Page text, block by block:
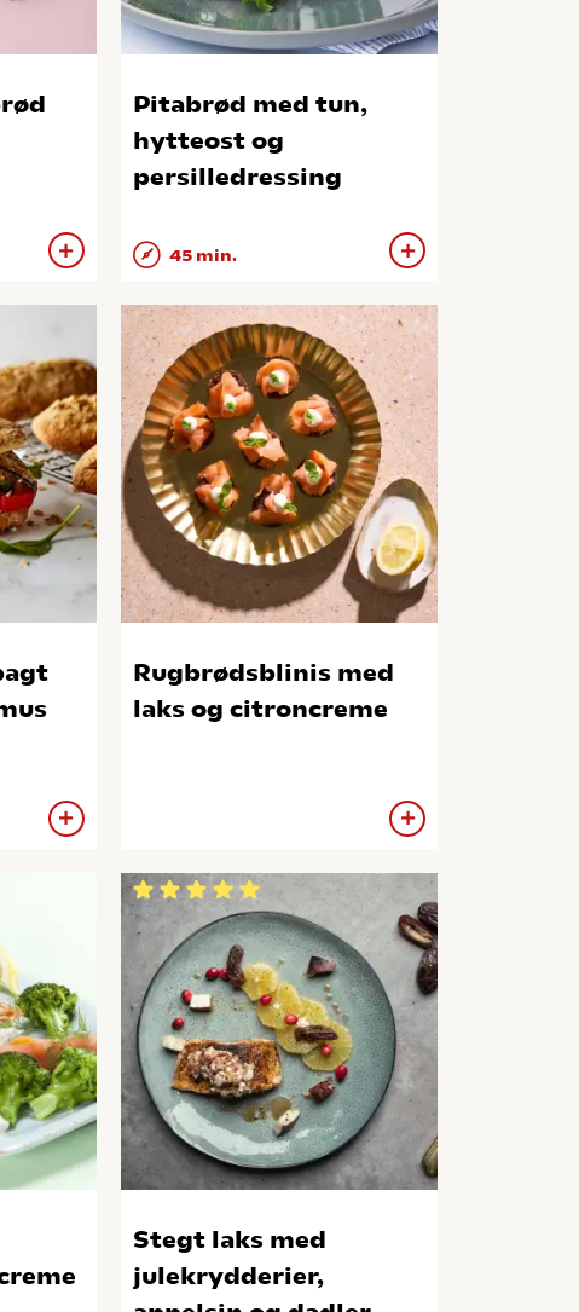
Pitabrød med tun,
hytteost og
persilledressing
45 min.
Rugbrødsblinis med
laks og citroncreme
Stegt laks med
julekrydderier,